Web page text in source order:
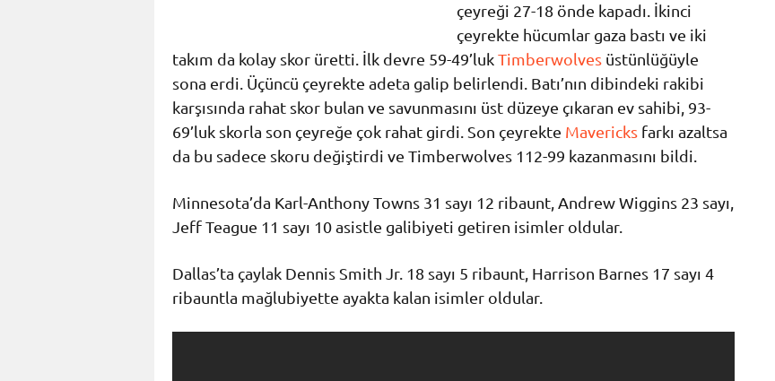
çeyreği 27-18 önde kapadı. İkinci
çeyrekte hücumlar gaza bastı ve iki
takım da kolay skor üretti. İlk devre 59-49’lukTimberwolves üstünlüğüyle
sona erdi. Üçüncü çeyrekte adeta galip belirlendi. Batı’nın dibindeki rakibi
karşısında rahat skor bulan ve savunmasını üst düzeye çıkaran ev sahibi, 93-
69’luk skorla son çeyreğe çok rahat girdi. Son çeyrekte Mavericks farkı azaltsa
da bu sadece skoru değiştirdi ve Timberwolves 112-99 kazanmasını bildi.
Minnesota’da Karl-Anthony Towns 31 sayı 12 ribaunt, Andrew Wiggins 23 sayı,
Jeff Teague 11 sayı 10 asistle galibiyeti getiren isimler oldular.
Dallas’ta çaylak Dennis Smith Jr. 18 sayı 5 ribaunt, Harrison Barnes 17 sayı 4
ribauntla mağlubiyette ayakta kalan isimler oldular.